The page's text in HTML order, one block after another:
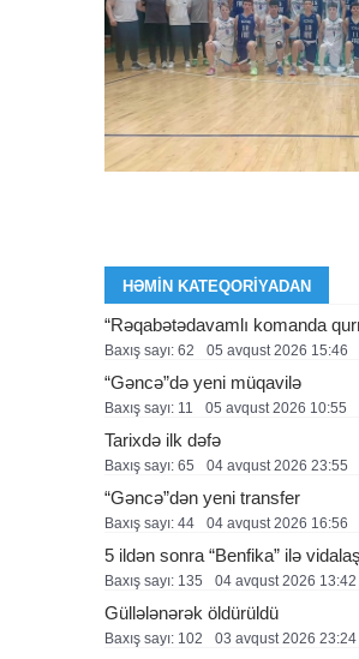
HƏMIN KATEQORIYADAN
“Rəqabətədavamlı komanda
Baxış sayı: 62 05 avqust 2026 15:46
“Gəncə”də yeni müqavilə
Baxış sayı: 11 05 avqust 2026 10:55
Tarixdə ilk dəfə
Baxış sayı: 65 04 avqust 2026 23:55
“Gəncə”dən yeni transfer
Baxış sayı: 44 04 avqust 2026 16:56
5 ildən sonra “Benfika” ilə
Baxış sayı: 135 04 avqust 2026 13:42
Güllələnərək öldürüldü
Baxış sayı: 102 03 avqust 2026 23:24